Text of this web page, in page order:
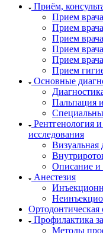
Приём,
Прием
Прием
Прием
Прием
Прием
Прием
Основные
Пальпация
Рентгенология
исследования
Визуальная
Описание и
Анестезия
Ортодонтическая
Профилактика
Методы